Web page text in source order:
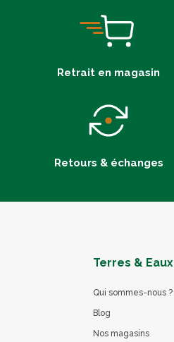
Retrait en magasin
Retours & échanges
Terres & Eaux
Qui sommes-nous ?
Blog
Nos magasins